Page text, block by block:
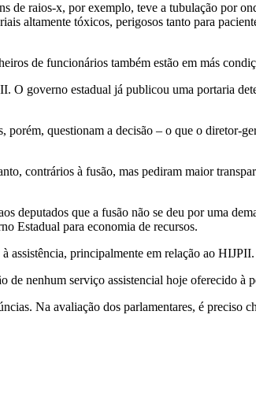
de raios-x, por exemplo, teve a tubulação por
altamente tóxicos, perigosos tanto para
de funcionários também estão em más
O governo estadual já publicou uma portaria
questionam a decisão – o que o diretor-
contrários à fusão, mas pediram maior
que a fusão não se deu por uma
Estadual para economia de recursos.
assistência, principalmente em relação ao HIJPII.
de nenhum serviço assistencial hoje oferecido à
Na avaliação dos parlamentares, é preciso